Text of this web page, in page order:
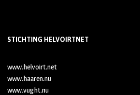
STICHTING HELVOIRTNET
www.helvoirt.net
www.haaren.nu
www.vught.nu